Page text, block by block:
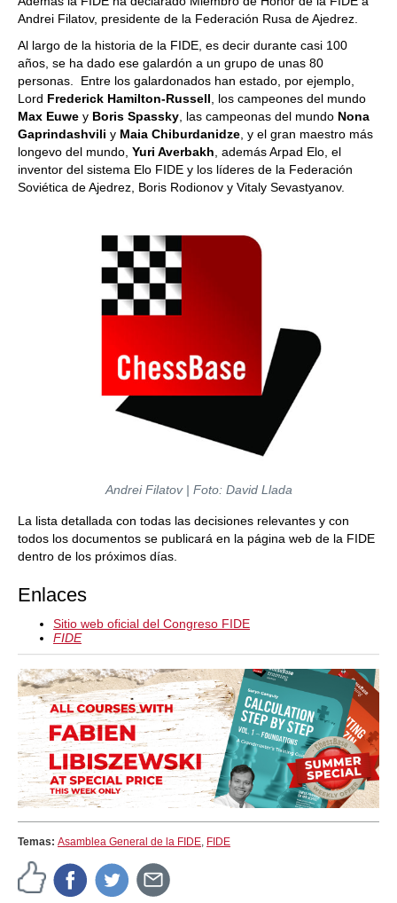
Andrei Filatov, presidente de la Federación Rusa de Ajedrez.
Al largo de la historia de la FIDE, es decir durante casi 100
años, se ha dado ese galardón a un grupo de unas 80
personas. Entre los galardonados han estado, por ejemplo,
Lord Frederick Hamilton-Russell , los campeones del mundo
Max Euwe y Boris Spassky , las campeonas del mundo Nona
Gaprindashvili y Maia Chiburdanidze , y el gran maestro más
longevo del mundo, Yuri Averbakh , además Arpad Elo, el
inventor del sistema Elo FIDE y los líderes de la Federación
Soviética de Ajedrez, Boris Rodionov y Vitaly Sevastyanov.
Andrei Filatov | Foto: David Llada
La lista detallada con todas las decisiones relevantes y con
todos los documentos se publicará en la página web de la FIDE
dentro de los próximos días.
Enlaces
Sitio web oficial del Congreso FIDE
FIDE
Temas: Asamblea General de la FIDE, FIDE